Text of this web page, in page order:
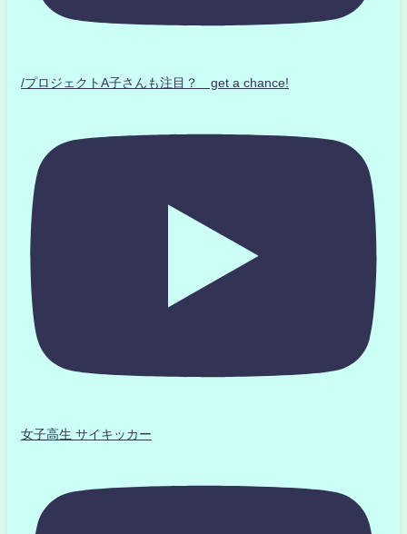
/プロジェクトA子さんも注目？ get a chance!
女子高生 サイキッカー